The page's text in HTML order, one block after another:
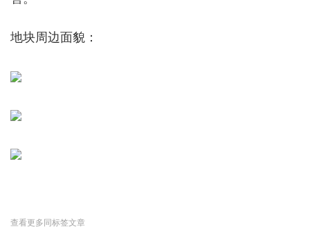
地块周边面貌：
查看更多同标签文章